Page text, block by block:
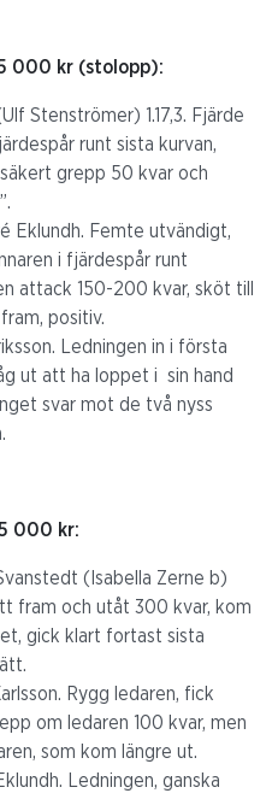
000 kr (stolopp):
Stenströmer) 1.17,3. Fjärde
runt sista kurvan,
grepp 50 kvar och
Eklundh. Femte utvändigt,
i fjärdespår runt
attack 150-200 kvar, sköt till
positiv.
Ledningen in i första
ut att ha loppet i sin hand
svar mot de två nyss
000 kr:
(Isabella Zerne b)
fram och utåt 300 kvar, kom
gick klart fortast sista
Rygg ledaren, fick
om ledaren 100 kvar, men
som kom längre ut.
Ledningen, ganska